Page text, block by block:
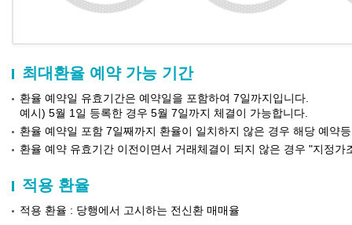
최대환율 예약 가능 기간
환율 예약일 유효기간은 예약일을 포함하여 7일까지입니다.
예시) 5월 1일 등록한 경우 5월 7일까지 체결이 가능합니다.
환율 예약일 포함 7일째까지 환율이 일치하지 않은 경우 해당 예약
환율 예약 유효기간 이전이면서 거래체결이 되지 않은 경우 "지정
적용 환율
적용 환율 : 당행에서 고시하는 전신환 매매율